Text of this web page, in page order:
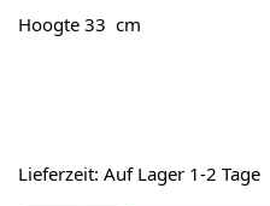
Hoogte 33 cm
Lieferzeit: Auf Lager 1-2 Tage